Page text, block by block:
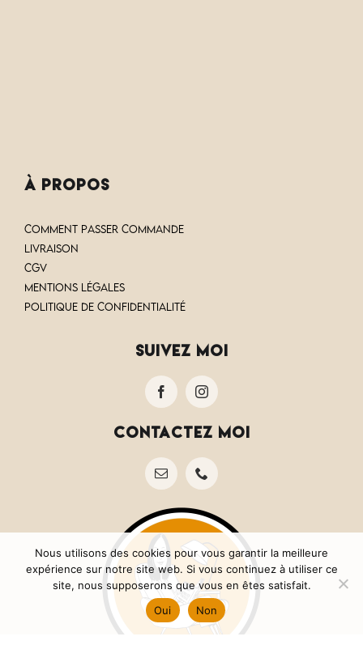
à PROPOS
COMMENT PASSER COMMANDE
LIVRAISON
CGV
Mentions Légales
Politique de confidentialité
suivez moi
contactez moi
Nous utilisons des cookies pour vous garantir la meilleure
expérience sur notre site web. Si vous continuez à utiliser ce
site, nous supposerons que vous en êtes satisfait.
Oui
Non